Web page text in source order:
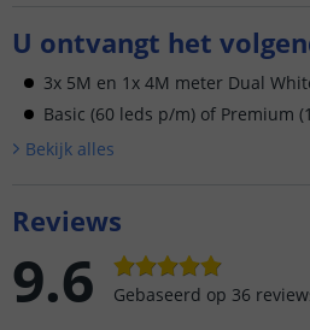
U ontvangt het
3x 5M en 1x 4M meter Dual
Basic (60 leds p/m) of Premium
Bekijk alles
Reviews
9.6 Gebaseerd op 36